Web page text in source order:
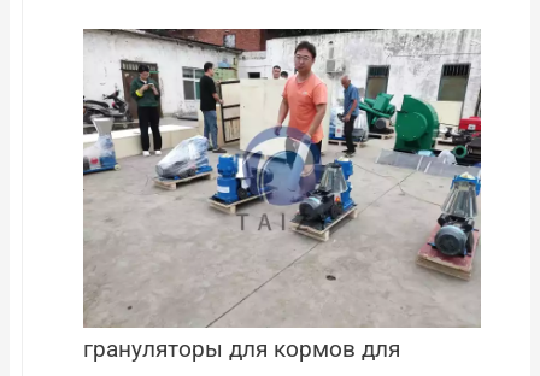
грануляторы для кормов для